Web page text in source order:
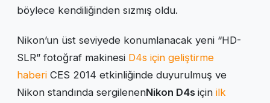
böylece kendiliğinden sızmış oldu.
Nikon’un üst seviyede konumlanacak yeni “HD-
SLR” fotoğraf makinesi D4s için geliştirme
haberi CES 2014 etkinliğinde duyurulmuş ve
Nikon standında sergilenenNikon D4s için ilk